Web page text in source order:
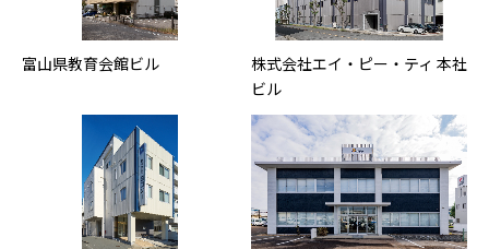
富山県教育会館ビル
株式会社エイ・ピー・ティ 本社
ビル